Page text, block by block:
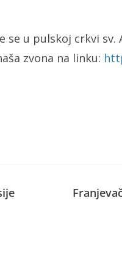
u pulskoj crkvi sv.
zvona na linku: